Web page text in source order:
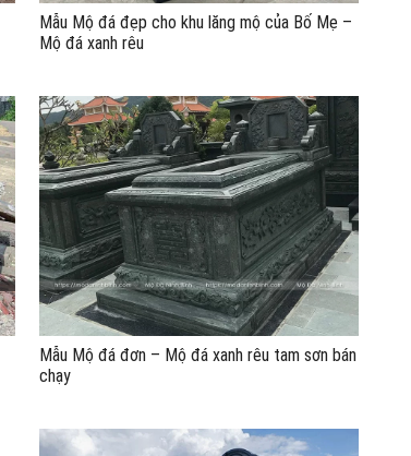
Mẫu Mộ đá đẹp cho khu lăng mộ của Bố Mẹ –
Mộ đá xanh rêu
Mẫu Mộ đá đơn – Mộ đá xanh rêu tam sơn bán
chạy